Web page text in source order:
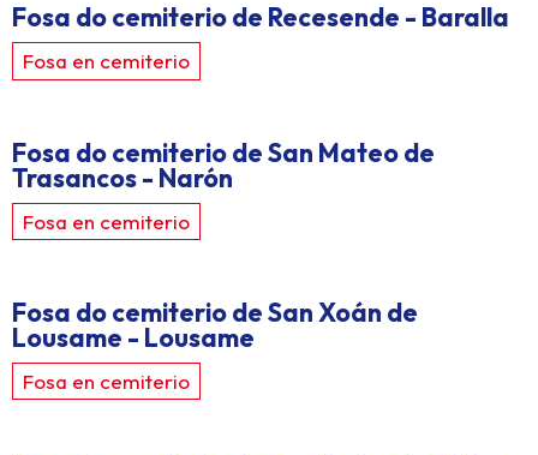
Fosa do cemiterio de Recesende - Baralla
Fosa en cemiterio
Fosa do cemiterio de San Mateo de
Trasancos - Narón
Fosa en cemiterio
Fosa do cemiterio de San Xoán de
Lousame - Lousame
Fosa en cemiterio